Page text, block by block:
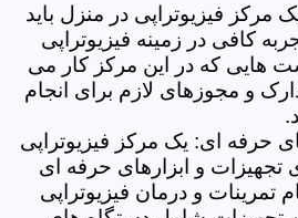
فیزیوتراپی در منزل باید
کافی در زمینه فیزیوتراپی
هایی که در این مرکز کار می
و مجوزهای لازم برای انجام
حرفه ای: یک مرکز فیزیوتراپی
تجهیزات و ابزارهای حرفه ای
تمرینات و درمان فیزیوتراپی